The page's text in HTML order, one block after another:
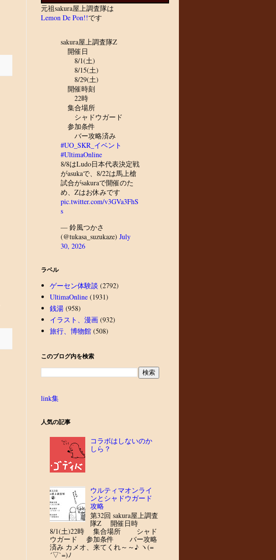
元祖sakura屋上調査隊は
Lemon De Pon!!です
sakura屋上調査隊Z
開催日
8/1(土)
8/15(土)
8/29(土)
開催時刻
22時
集合場所
シャドウガード
参加条件
バー攻略済み
#UO_SKR_イベント
#UltimaOnline
8/8はLudo日本代表決定戦
がasukaで、8/22は馬上槍
試合がsakuraで開催のた
め、Zはお休みです
pic.twitter.com/v3GVa3FhS
s
— 鈴風つかさ
(@tukasa_suzukaze) July
30, 2026
ラベル
ゲーセン体験談 (2792)
UltimaOnline (1931)
銭湯 (958)
イラスト、漫画 (932)
旅行、博物館 (508)
このブログ内を検索
link集
人気の記事
コラボはしないのか
しら？
ウルティマオンライ
ンとシャドウガード
攻略
第32回 sakura屋上調査
隊Z 開催日時
8/1(土)22時 集合場所 シャド
ウガード 参加条件 バー攻略
済み カメオ、来てくれ～～♪ ヽ(=
´▽`=)ﾉ